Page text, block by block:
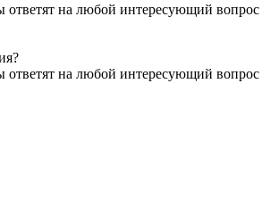
ответят на любой интересующий вопрос
ответят на любой интересующий вопрос